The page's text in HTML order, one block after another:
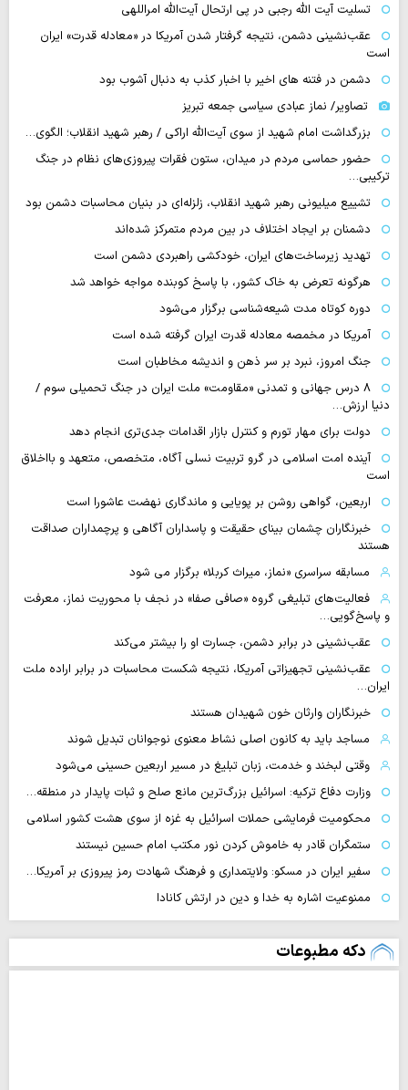
تسلیت آیت الله رجبی در پی ارتحال آیت‌الله امراللهی
عقب‌نشینی دشمن، نتیجه گرفتار شدن آمریکا در «معادله قدرت» ایران
است
دشمن در فتنه های اخیر با اخبار کذب به دنبال آشوب بود
تصاویر/ نماز عبادی سیاسی جمعه تبریز
بزرگداشت امام شهید از سوی آیت‌الله اراکی / رهبر شهید انقلاب؛ الگوی…
حضور حماسی مردم در میدان، ستون فقرات پیروزی‌های نظام در جنگ
ترکیبی…
تشییع میلیونی رهبر شهید انقلاب، زلزله‌ای در بنیان محاسبات دشمن بود
دشمنان بر ایجاد اختلاف در بین مردم متمرکز شده‌اند
تهدید زیرساخت‌های ایران، خودکشی راهبردی دشمن است
هرگونه تعرض به خاک کشور، با پاسخ کوبنده مواجه خواهد شد
دوره کوتاه مدت شیعه‌شناسی برگزار می‌شود
آمریکا در مخمصه معادله قدرت ایران گرفته شده است
جنگ امروز، نبرد بر سر ذهن و اندیشه مخاطبان است
۸ درس جهانی و تمدنی «مقاومت» ملت ایران در جنگ تحمیلی سوم /
دنیا ارزش…
دولت برای مهار تورم و کنترل بازار اقدامات جدی‌تری انجام دهد
آینده امت اسلامی در گرو تربیت نسلی آگاه، متخصص، متعهد و بااخلاق
است
اربعین، گواهی روشن بر پویایی و ماندگاری نهضت عاشورا است
خبرنگاران چشمان بینای حقیقت و پاسداران آگاهی و پرچمداران صداقت
هستند
مسابقه سراسری «نماز، میراث کربلا» برگزار می شود
فعالیت‌های تبلیغی گروه «صافی صفا» در نجف با محوریت نماز، معرفت
و پاسخ‌گویی…
عقب‌نشینی در برابر دشمن، جسارت او را بیشتر می‌کند
عقب‌نشینی تجهیزاتی آمریکا، نتیجه شکست محاسبات در برابر اراده ملت
ایران…
خبرنگاران وارثان خون شهیدان هستند
مساجد باید به کانون اصلی نشاط معنوی نوجوانان تبدیل شوند
وقتی لبخند و خدمت، زبان تبلیغ در مسیر اربعین حسینی می‌شود
وزارت دفاع ترکیه: اسرائیل بزرگ‌ترین مانع صلح و ثبات پایدار در منطقه…
محکومیت فرمایشی حملات اسرائیل به غزه از سوی هشت کشور اسلامی
ستمگران قادر به خاموش کردن نور مکتب امام حسین نیستند
سفیر ایران در مسکو: ولایتمداری و فرهنگ شهادت رمز پیروزی بر آمریکا…
ممنوعیت اشاره به خدا و دین در ارتش کانادا
دکه مطبوعات